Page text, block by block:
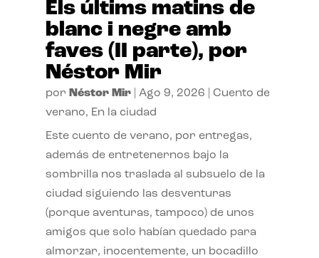
Els últims matins de
blanc i negre amb
faves (II parte), por
Néstor Mir
por Néstor Mir| Ago 9, 2026
Cuento de
verano, En la ciudad
Este cuento de verano, por entregas,
además de entretenernos bajo la
sombrilla nos traslada al subsuelo de la
ciudad siguiendo las desventuras
(porque aventuras, tampoco) de unos
amigos que solo habían quedado para
almorzar, inocentemente, un bocadillo